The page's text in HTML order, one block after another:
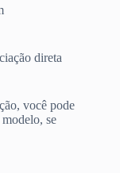
direta
você pode
se